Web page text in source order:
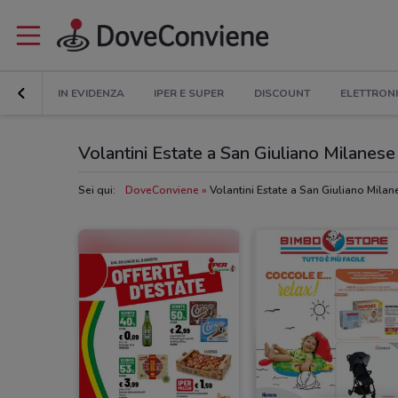
IN EVIDENZA IPER E SUPER DISCOUNT
Volantini Estate a San Giuliano Milanese
Sei qui: DoveConviene Volantini Estate a San Giuliano